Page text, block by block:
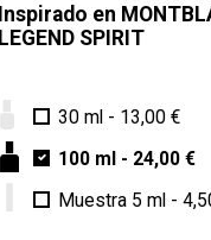
Inspirado en
LEGEND SPIRIT
30 ml - 13,00 €
100 ml - 24,00 €
Muestra 5 ml -